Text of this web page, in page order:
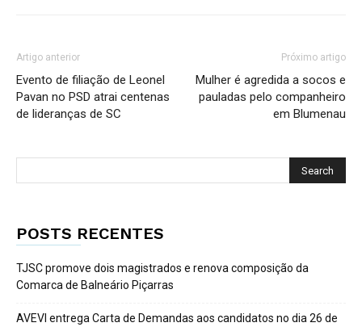
Artigo anterior
Evento de filiação de Leonel
Pavan no PSD atrai centenas
de lideranças de SC
Próximo artigo
Mulher é agredida a socos e
pauladas pelo companheiro
em Blumenau
POSTS RECENTES
TJSC promove dois magistrados e renova composição da
Comarca de Balneário Piçarras
AVEVI entrega Carta de Demandas aos candidatos no dia 26 de